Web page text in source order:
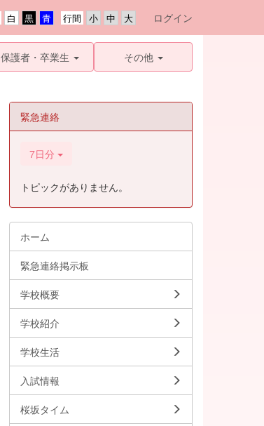
行間 ログイン
保護者・卒業生 その他
緊急連絡
7日分
トピックがありません。
ホーム
緊急連絡掲示板
学校概要
学校紹介
学校生活
入試情報
桜坂タイム